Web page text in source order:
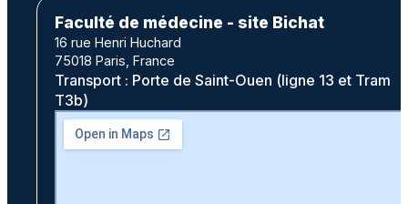
Faculté de médecine - site Bichat
16 rue Henri Huchard
75018 Paris, France
Transport : Porte de Saint-Ouen (ligne 13 et Tram
T3b)